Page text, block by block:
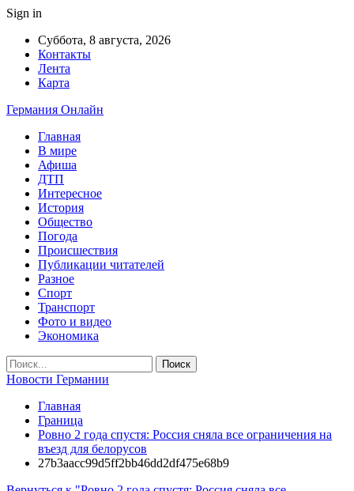
Sign in
Суббота, 8 августа, 2026
Контакты
Лента
Карта
Германия Онлайн
Главная
В мире
Афиша
ДТП
Интересное
История
Общество
Погода
Происшествия
Публикации читателей
Разное
Спорт
Транспорт
Фото и видео
Экономика
Новости Германии
Главная
Граница
Ровно 2 года спустя: Россия сняла все ограничения на
въезд для белорусов
27b3aacc99d5ff2bb46dd2df475e68b9